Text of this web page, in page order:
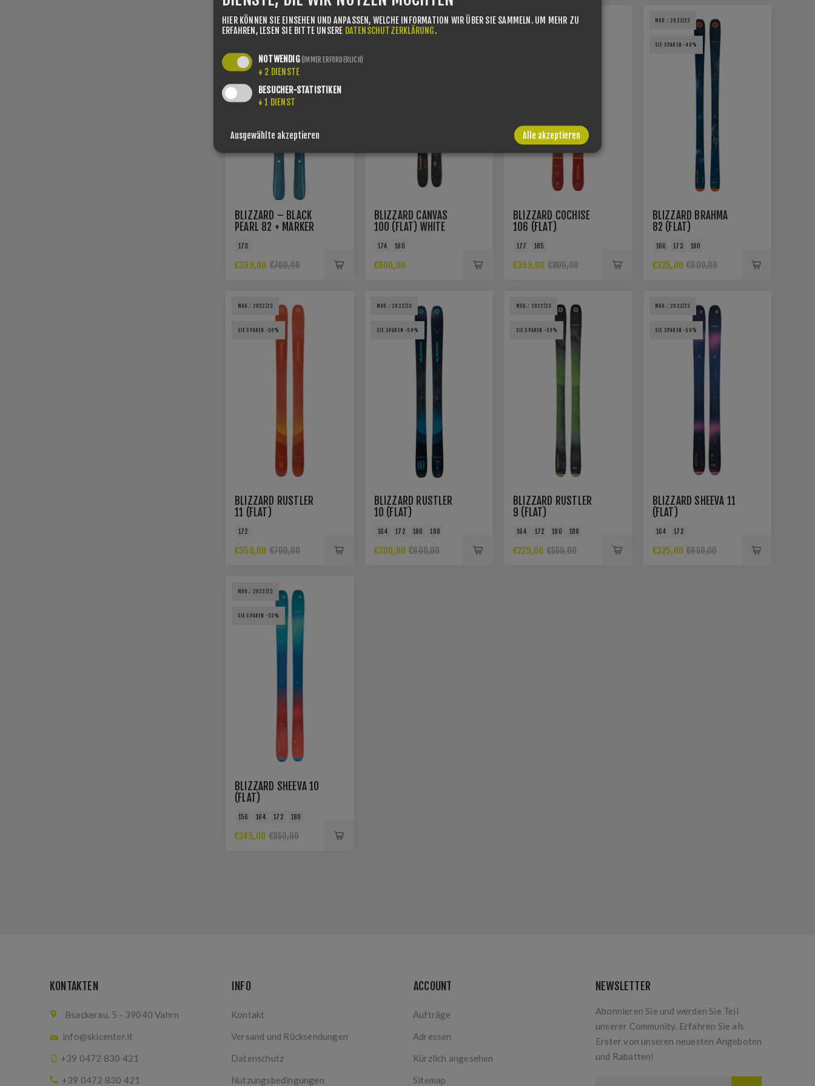
SIE SPAREN -43%
BLIZZARD – BLACK
PEARL 82 + MARKER
173
€399,00 €700,00
BLIZZARD CANVAS
100 (FLAT) WHITE
174 180
€600,00
MOD.: 2022/23
BLIZZARD COCHISE
106 (FLAT)
177 185
€399,00 €800,00
MOD.: 2022/23
SIE SPAREN -46%
BLIZZARD BRAHMA
82 (FLAT)
166 173 180
€325,00 €600,00
MOD.: 2022/23
SIE SPAREN -50%
BLIZZARD RUSTLER
11 (FLAT)
172
€350,00 €700,00
MOD.: 2022/23
SIE SPAREN -50%
BLIZZARD RUSTLER
10 (FLAT)
164 172 180 188
€300,00 €600,00
MOD.: 2022/23
SIE SPAREN -59%
BLIZZARD RUSTLER
9 (FLAT)
164 172 180 188
€225,00 €550,00
MOD.: 2022/23
SIE SPAREN -50%
BLIZZARD SHEEVA 11
(FLAT)
164 172
€325,00 €650,00
MOD.: 2022/23
SIE SPAREN -55%
BLIZZARD SHEEVA 10
(FLAT)
156 164 172 180
€245,00 €550,00
KONTAKTEN
Bsackerau. 5 - 39040 Vahrn
info@skicenter.it
+39 0472 830 421
+39 0472 830 421
INFO
Kontakt
Versand und Rücksendungen
Datenschutz
Nutzungsbedingungen
ACCOUNT
Aufträge
Adressen
Kürzlich angesehen
Sitemap
NEWSLETTER
Abonnieren Sie und werden Sie Teil
unserer Community. Erfahren Sie als
Erster von unseren neuesten Angeboten
und Rabatten!
HIER KÖNNEN SIE EINSEHEN UND ANPASSEN, WELCHE INFORMATION WIR ÜBER SIE SAMMELN. UM MEHR ZU
ERFAHREN, LESEN SIE BITTE UNSERE DATENSCHUTZERKLÄRUNG.
NOTWENDIG(IMMER ERFORDERLICH)
↓ 2 DIENSTE
BESUCHER-STATISTIKEN
↓ 1 DIENST
Ausgewählte akzeptieren Alle akzeptieren